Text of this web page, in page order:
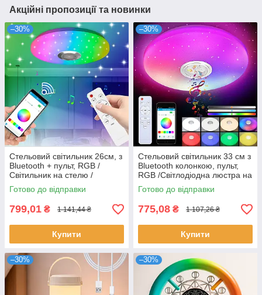
Акційні пропозиції та новинки
–30%
Стельовий світильник 26см, з
Bluetooth + пульт, RGB /
Світильник на стелю /
Розумна люстра з колонкою
Готово до відправки
799,01 ₴ 1 141,44 ₴
Купити
–30%
Стельовий світильник 33 см з
Bluetooth колонкою, пульт,
RGB /Світлодіодна люстра на
стелю / Розумний LED
світильник
Готово до відправки
775,08 ₴ 1 107,26 ₴
Купити
–30% –30%